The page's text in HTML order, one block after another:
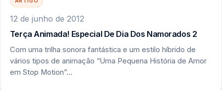
12 de junho de 2012
Terça Animada! Especial De Dia Dos Namorados 2
Com uma trilha sonora fantástica e um estilo híbrido de
vários tipos de animação “Uma Pequena História de Amor
em Stop Motion”…